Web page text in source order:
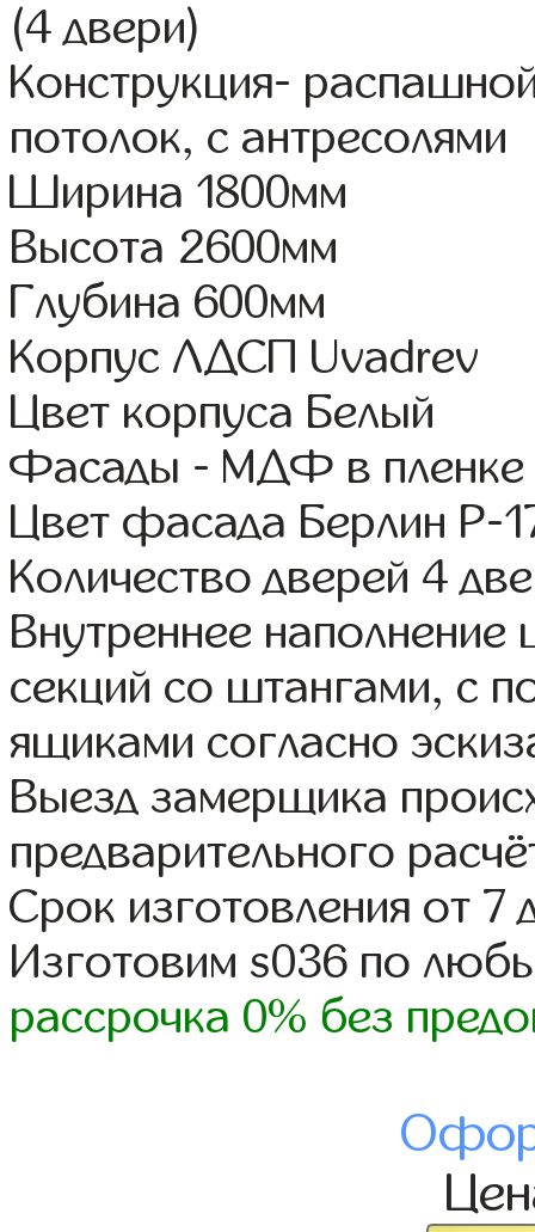
(4 двери)
Конструкция-
потолок, с антресолями
Ширина 1800мм
Высота 2600мм
Глубина 600мм
Корпус ЛДСП Uvadrev
Цвет корпуса Белый
Фасады - МДФ в
Цвет фасада Берлин Р-
Количество дверей 4
Внутреннее
секций со штангами, с
ящиками согласно
Выезд замерщика
предварительного
Срок изготовления от 7
Изготовим s036 по
рассрочка 0% без